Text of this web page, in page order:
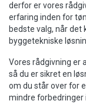
derfor er vores
erfaring inden for
bedste valg, når det
byggetekniske
Vores rådgivning er
så du er sikret en
om du står over for
mindre forbedringer